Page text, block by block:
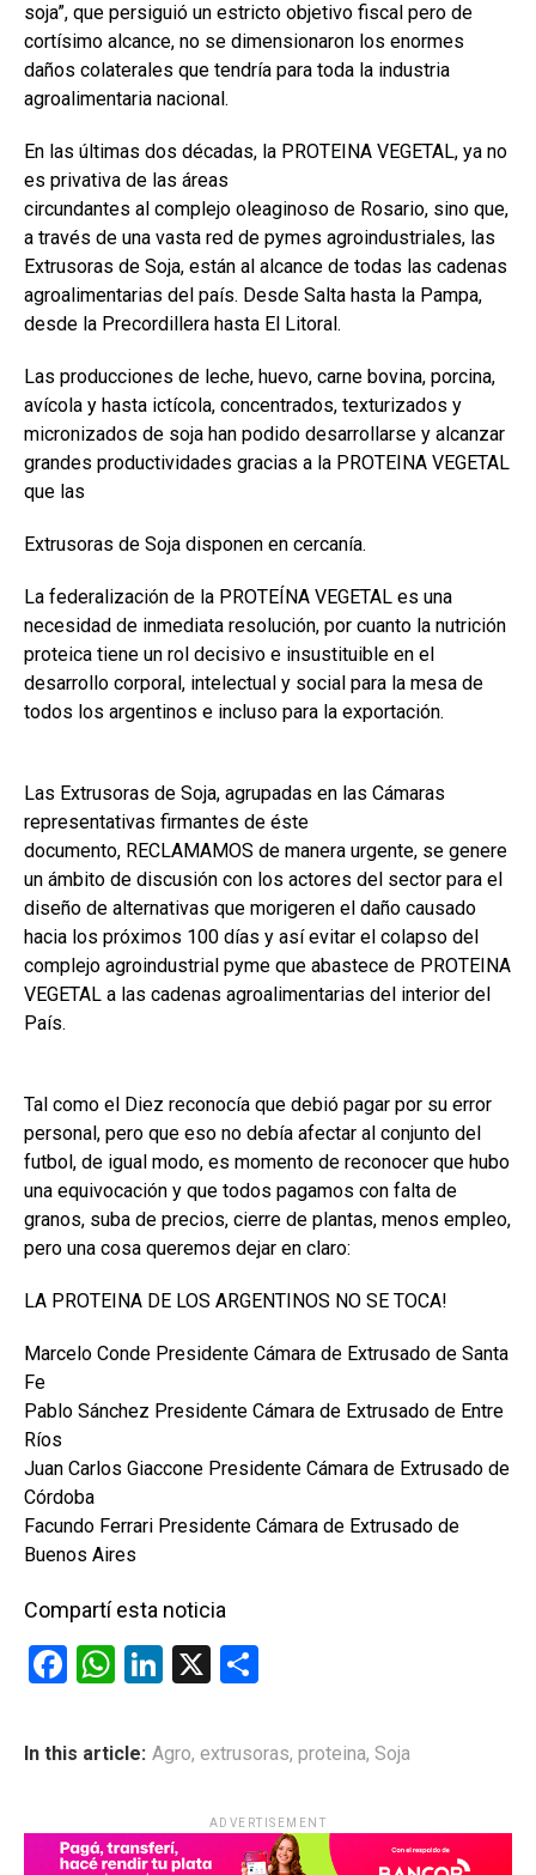
soja”, que persiguió un estricto objetivo fiscal pero de
cortísimo alcance, no se dimensionaron los enormes
daños colaterales que tendría para toda la industria
agroalimentaria nacional.
En las últimas dos décadas, la PROTEINA VEGETAL, ya no
es privativa de las áreas
circundantes al complejo oleaginoso de Rosario, sino que,
a través de una vasta red de pymes agroindustriales, las
Extrusoras de Soja, están al alcance de todas las cadenas
agroalimentarias del país. Desde Salta hasta la Pampa,
desde la Precordillera hasta El Litoral.
Las producciones de leche, huevo, carne bovina, porcina,
avícola y hasta ictícola, concentrados, texturizados y
micronizados de soja han podido desarrollarse y alcanzar
grandes productividades gracias a la PROTEINA VEGETAL
que las
Extrusoras de Soja disponen en cercanía.
La federalización de la PROTEÍNA VEGETAL es una
necesidad de inmediata resolución, por cuanto la nutrición
proteica tiene un rol decisivo e insustituible en el
desarrollo corporal, intelectual y social para la mesa de
todos los argentinos e incluso para la exportación.
Las Extrusoras de Soja, agrupadas en las Cámaras
representativas firmantes de éste
documento, RECLAMAMOS de manera urgente, se genere
un ámbito de discusión con los actores del sector para el
diseño de alternativas que morigeren el daño causado
hacia los próximos 100 días y así evitar el colapso del
complejo agroindustrial pyme que abastece de PROTEINA
VEGETAL a las cadenas agroalimentarias del interior del
País.
Tal como el Diez reconocía que debió pagar por su error
personal, pero que eso no debía afectar al conjunto del
futbol, de igual modo, es momento de reconocer que hubo
una equivocación y que todos pagamos con falta de
granos, suba de precios, cierre de plantas, menos empleo,
pero una cosa queremos dejar en claro:
LA PROTEINA DE LOS ARGENTINOS NO SE TOCA!
Marcelo Conde Presidente Cámara de Extrusado de Santa
Fe
Pablo Sánchez Presidente Cámara de Extrusado de Entre
Ríos
Juan Carlos Giaccone Presidente Cámara de Extrusado de
Córdoba
Facundo Ferrari Presidente Cámara de Extrusado de
Buenos Aires
Compartí esta noticia
F
ce
o
W
at
p
Li
ke
dI
X
m
ar
tir
In this article: Agro, extrusoras, proteina, Soja
ADVERTISEMENT